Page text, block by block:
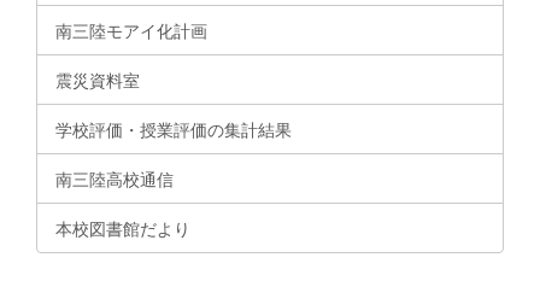
南三陸モアイ化計画
震災資料室
学校評価・授業評価の集計結果
南三陸高校通信
本校図書館だより